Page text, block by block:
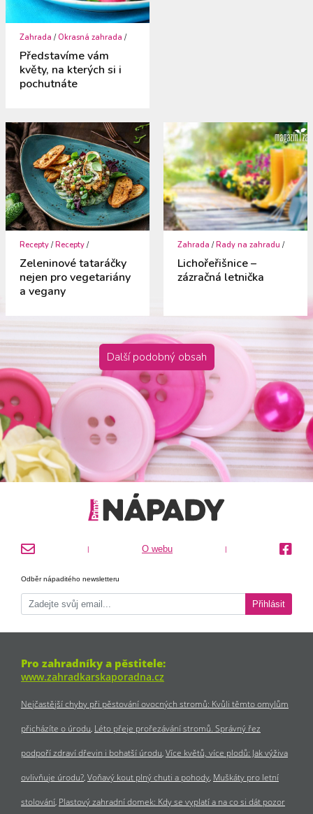
Zahrada /Okrasná zahrada /
Představíme vám
květy, na kterých si i
pochutnáte
Recepty / Recepty /
Zeleninové tataráčky
nejen pro vegetariány
a vegany
Zahrada / Rady na zahradu /
Lichořeřišnice –
zázračná letnička
Další podobný obsah
| O webu |
Odběr nápaditého newsletteru
Přihlásit
Pro zahradníky a pěstitele:
www.zahradkarskaporadna.cz
Nejčastější chyby při pěstování ovocných stromů: Kvůli těmto omylům
přicházíte o úrodu Léto přeje prořezávání stromů. Správný řez
podpoří zdraví dřevin i bohatší úrodu Více květů, více plodů: Jak výživa
ovlivňuje úrodu? Voňavý kout plný chuti a pohody Muškáty pro letní
stolování Plastový zahradní domek: Kdy se vyplatí a na co si dát pozor